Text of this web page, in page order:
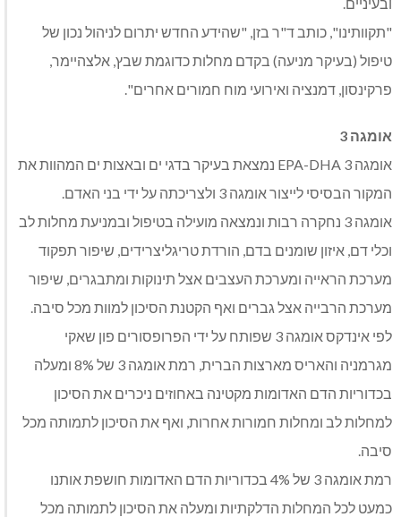
"תקוותינו", כותב ד"ר בזן, "שהידע החדש יתרום לניהול נכון של
טיפול (בעיקר מניעה) בקדם מחלות כדוגמת שבץ, אלצהיימר,
פרקינסון, דמנציה ואירועי מוח חמורים אחרים".
אומגה 3
אומגה 3 EPA-DHA נמצאת בעיקר בדגי ים ובאצות ים המהוות את
המקור הבסיסי לייצור אומגה 3 ולצריכתה על ידי בני האדם.
אומגה 3 נחקרה רבות ונמצאה מועילה בטיפול ובמניעת מחלות לב
וכלי דם, איזון שומנים בדם, הורדת טריגליצרידים, שיפור תפקוד
מערכת הראייה ומערכת העצבים אצל תינוקות ומתבגרים, שיפור
מערכת הרבייה אצל גברים ואף הקטנת הסיכון למוות מכל סיבה.
לפי אינדקס אומגה 3 שפותח על ידי הפרופסורים פון שאקי
מגרמניה והאריס מארצות הברית, רמת אומגה 3 של 8% ומעלה
בכדוריות הדם האדומות מקטינה באחוזים ניכרים את הסיכון
למחלות לב ומחלות חמורות אחרות, ואף את הסיכון לתמותה מכל
סיבה.
רמת אומגה 3 של 4% בכדוריות הדם האדומות חושפת אותנו
כמעט לכל המחלות הדלקתיות ומעלה את הסיכון לתמותה מכל